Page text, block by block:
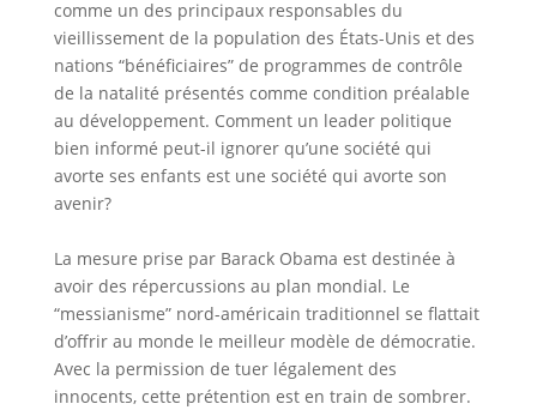
comme un des principaux responsables du
vieillissement de la population des États-Unis et des
nations “bénéficiaires” de programmes de contrôle
de la natalité présentés comme condition préalable
au développement. Comment un leader politique
bien informé peut-il ignorer qu’une société qui
avorte ses enfants est une société qui avorte son
avenir?
La mesure prise par Barack Obama est destinée à
avoir des répercussions au plan mondial. Le
“messianisme” nord-américain traditionnel se flattait
d’offrir au monde le meilleur modèle de démocratie.
Avec la permission de tuer légalement des
innocents, cette prétention est en train de sombrer.